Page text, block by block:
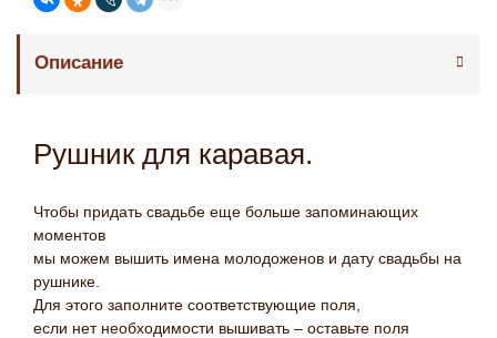
Описание
Рушник для каравая.
Чтобы придать свадьбе еще больше запоминающих
моментов
мы можем вышить имена молодоженов и дату свадьбы на
рушнике.
Для этого заполните соответствующие поля,
если нет необходимости вышивать – оставьте поля